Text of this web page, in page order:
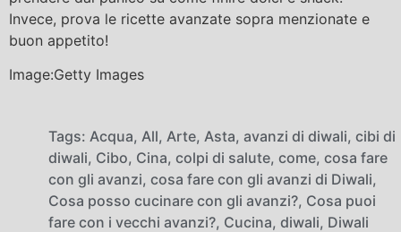
Invece, prova le ricette avanzate sopra menzionate e
buon appetito!
Image:Getty Images
Tags: Acqua, All, Arte, Asta, avanzi di diwali, cibi di
diwali, Cibo, Cina, colpi di salute, come, cosa fare
con gli avanzi, cosa fare con gli avanzi di Diwali,
Cosa posso cucinare con gli avanzi?, Cosa puoi
fare con i vecchi avanzi?, Cucina, diwali, Diwali